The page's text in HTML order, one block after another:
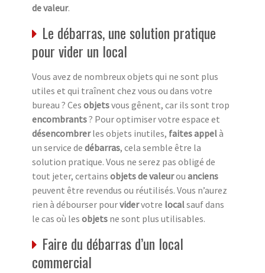
de valeur.
Le débarras, une solution pratique
pour vider un local
Vous avez de nombreux objets qui ne sont plus
utiles et qui traînent chez vous ou dans votre
bureau ? Ces objetsvous gênent, car ils sont trop
encombrants? Pour optimiser votre espace et
désencombrerles objets inutiles, faites appelà
un service de débarras, cela semble être la
solution pratique. Vous ne serez pas obligé de
tout jeter, certains objets de valeurou anciens
peuvent être revendus ou réutilisés. Vous n’aurez
rien à débourser pourvidervotre localsauf dans
le cas où les objets ne sont plus utilisables.
Faire du débarras d’un local
commercial